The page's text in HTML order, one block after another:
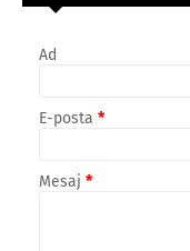
Ad
E-posta *
Mesaj *